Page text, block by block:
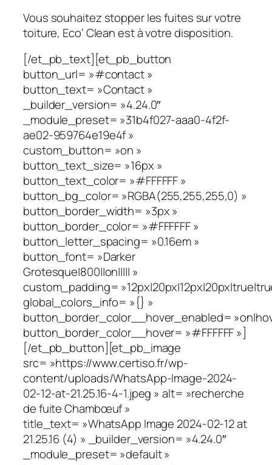
Vous souhaitez stopper les fuites sur votre
toiture, Eco’ Clean est à votre disposition.
[/et_pb_text][et_pb_button
button_url= »#contact »
button_text= »Contact »
_builder_version= »4.24.0″
_module_preset= »31b4f027-aaa0-4f2f-
ae02-959764e19e4f »
custom_button= »on »
button_text_size= »16px »
button_text_color= »#FFFFFF »
button_bg_color= »RGBA(255,255,255,0) »
button_border_width= »3px »
button_border_color= »#FFFFFF »
button_letter_spacing= »0.16em »
button_font= »Darker
Grotesque|800||on||||| »
custom_padding=
global_colors_info= »{} »
button_border_color__hover_enabled=
button_border_color__hover= »#FFFFFF »]
[/et_pb_button][et_pb_image
src= »https://www.certiso.fr/wp-
content/uploads/WhatsApp-Image-2024-
02-12-at-21.25.16-4-1.jpeg » alt= »recherche
de fuite Chambœuf »
title_text= »WhatsApp Image 2024-02-12 at
21.25.16 (4) » _builder_version= »4.24.0″
_module_preset= »default »